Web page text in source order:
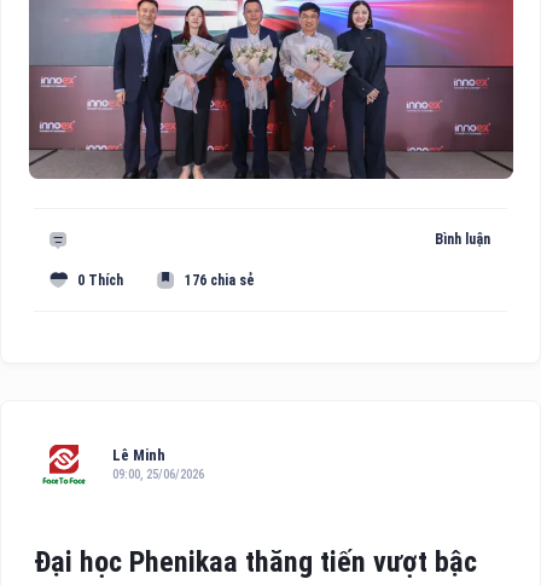
Bình luận
0 Thích 176 chia sẻ
Lê Minh
09:00, 25/06/2026
Đại học Phenikaa thăng tiến vượt bậc